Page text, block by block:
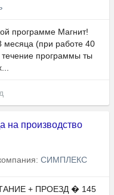
программе Магнит!
месяца (при работе 40
программы ты
на производство
СИМПЛЕКС
+ ПРОЕЗД � 145